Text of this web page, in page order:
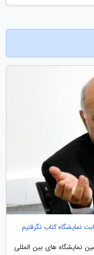
نمایشگاه کتاب نگرفتیم
نمایشگاه های بین المللی